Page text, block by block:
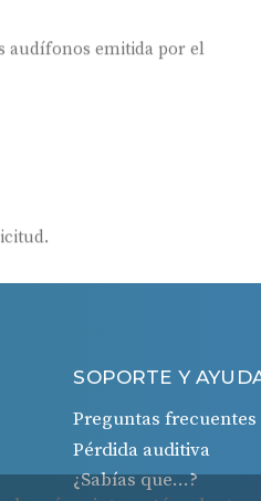
audífonos emitida por el
SOPORTE Y
Preguntas frecuentes
Pérdida auditiva
¿Sabías que…?